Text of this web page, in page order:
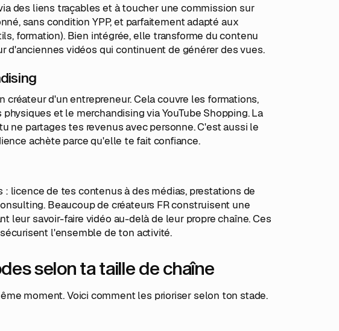
des liens traçables et à toucher une commission sur
sans condition YPP, et parfaitement adapté aux
formation). Bien intégrée, elle transforme du contenu
d'anciennes vidéos qui continuent de générer des vues.
d'un entrepreneur. Cela couvre les formations,
et le merchandising via YouTube Shopping. La
ne partages tes revenus avec personne. C'est aussi le
achète parce qu'elle te fait confiance.
licence de tes contenus à des médias, prestations de
Beaucoup de créateurs FR construisent une
leur savoir-faire vidéo au-delà de leur propre chaîne. Ces
l'ensemble de ton activité.
selon ta taille de chaîne
moment. Voici comment les prioriser selon ton stade.